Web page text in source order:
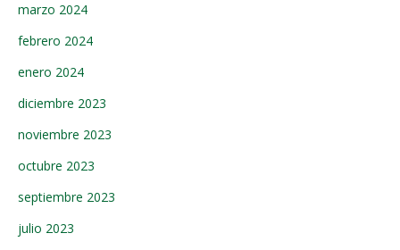
marzo 2024
febrero 2024
enero 2024
diciembre 2023
noviembre 2023
octubre 2023
septiembre 2023
julio 2023